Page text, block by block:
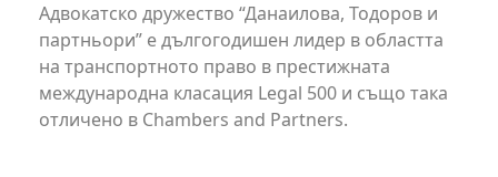
Адвокатско дружество “Данаилова, Тодоров и
партньори” е дългогодишен лидер в областта
на транспортното право в престижната
международна класация Legal 500 и също така
отличено в Chambers and Partners.